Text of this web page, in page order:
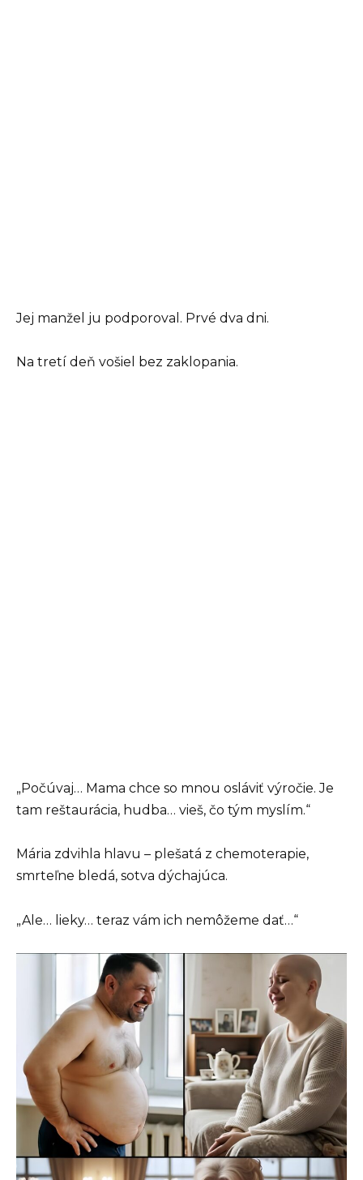
Jej manžel ju podporoval. Prvé dva dni.
Na tretí deň vošiel bez zaklopania.
„Počúvaj… Mama chce so mnou osláviť výročie. Je
tam reštaurácia, hudba… vieš, čo tým myslím.“
Mária zdvihla hlavu – plešatá z chemoterapie,
smrteľne bledá, sotva dýchajúca.
„Ale… lieky… teraz vám ich nemôžeme dať…“